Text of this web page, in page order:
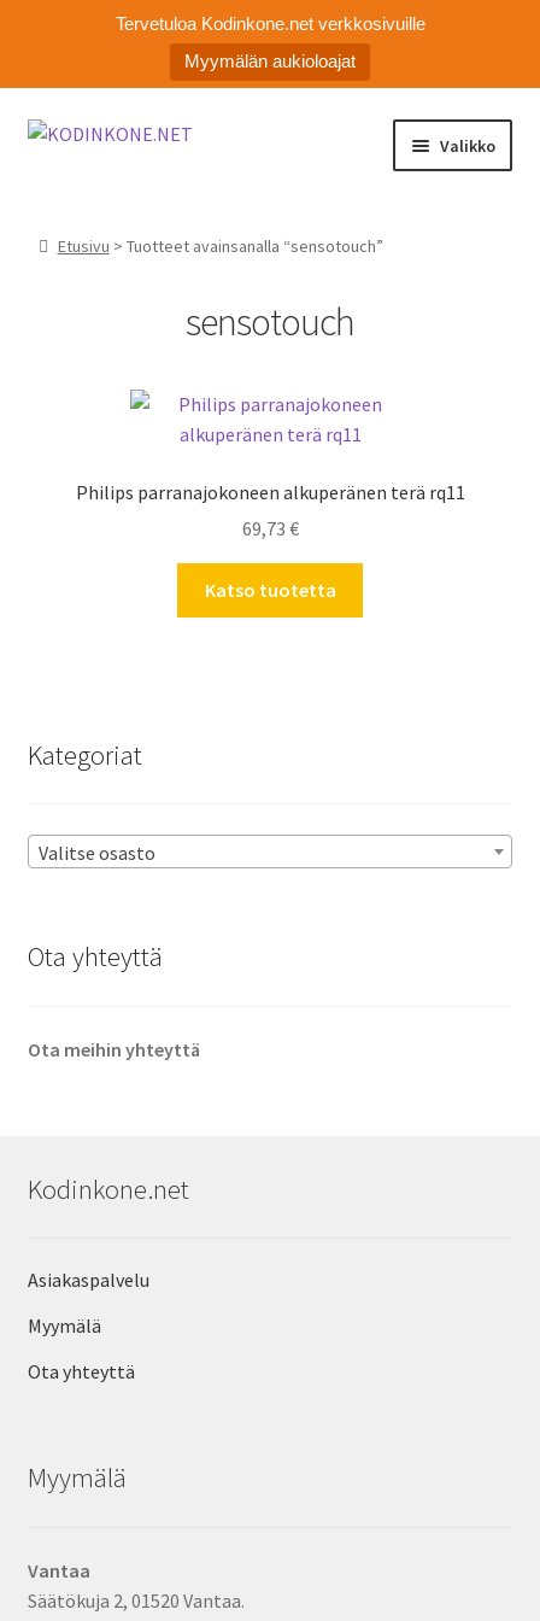
Tervetuloa Kodinkone.net verkkosivuille
Myymälän aukioloajat
Siirry
Siirry
Valikko
Asiakaspalvelu
Etusivu > Tuotteet avainsanalla “sensotouch”
sensotouch
Philips parranajokoneen alkuperänen terä rq11
69,73 €
Katso tuotetta
Kategoriat
Valitse osasto
Ota yhteyttä
Ota meihin yhteyttä
Kodinkone.net
Asiakaspalvelu
Myymälä
Ota yhteyttä
Myymälä
Vantaa
Säätökuja 2, 01520 Vantaa.